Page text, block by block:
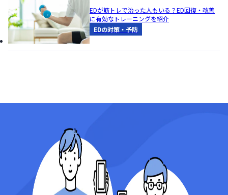
EDが筋トレで治った人もいる？ED回復・改善
に有効なトレーニングを紹介
EDの対策・予防